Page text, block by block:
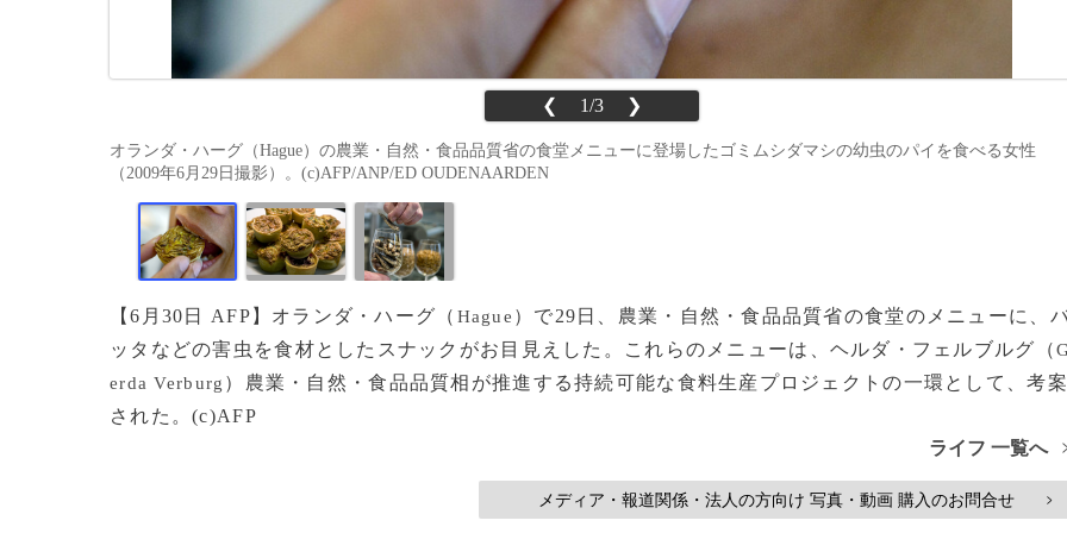
❮ 1/3 ❯
オランダ・ハーグ（Hague）の農業・自然・食品品質省の食堂メニューに登場したゴミムシダマシの幼虫のパイを食べる女性
（2009年6月29日撮影）。(c)AFP/ANP/ED OUDENAARDEN
【6月30日 AFP】オランダ・ハーグ（ Hague ）で29日、農業・自然・食品品質省の食堂のメニューに、
ッタなどの害虫を食材としたスナックがお目見えした。これらのメニューは、ヘルダ・フェルブルグ（
erda Verburg ）農業・自然・食品品質相が推進する持続可能な食料生産プロジェクトの一環として、考案
された。(c)AFP
ライフ 一覧へ
メディア・報道関係・法人の方向け 写真・動画 購入のお問合せ >